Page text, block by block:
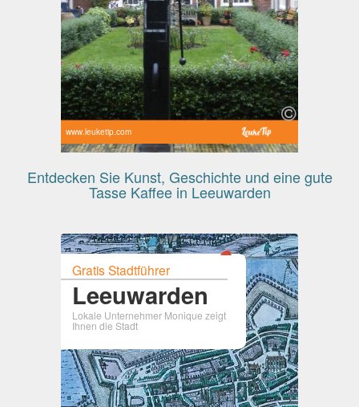
www.leuketip.com
Entdecken Sie Kunst, Geschichte und eine gute
Tasse Kaffee in Leeuwarden
Gratis Stadtführer
Leeuwarden
Lokale Unternehmer Monique zeigt
Ihnen die Stadt